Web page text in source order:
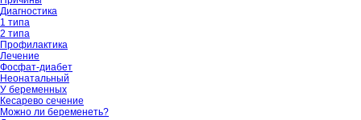
Диагностика
1 типа
2 типа
Профилактика
Лечение
Фосфат-диабет
Неонатальный
У беременных
Кесарево сечение
Можно ли беременеть?